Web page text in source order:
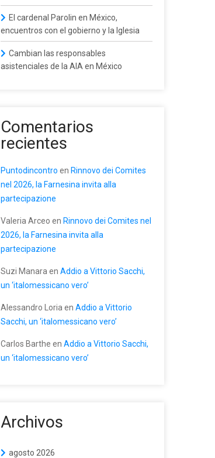
El cardenal Parolin en México,
encuentros con el gobierno y la Iglesia
Cambian las responsables
asistenciales de la AIA en México
Comentarios
recientes
Puntodincontro en Rinnovo dei Comites
nel 2026, la Farnesina invita alla
partecipazione
Valeria Arceo en Rinnovo dei Comites nel
2026, la Farnesina invita alla
partecipazione
Suzi Manara en Addio a Vittorio Sacchi,
un ‘italomessicano vero’
Alessandro Loria en Addio a Vittorio
Sacchi, un ‘italomessicano vero’
Carlos Barthe en Addio a Vittorio Sacchi,
un ‘italomessicano vero’
Archivos
agosto 2026